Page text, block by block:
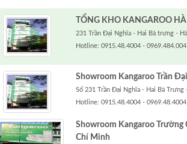
TỔNG KHO KANGAROO HÀ
231 Trần Đại Nghĩa - Hai Bà trưng -
Hotline: 0915.48.4004 - 0969.484.004
Showroom Kangaroo Trần
Số 231 Trần Đại Nghĩa - Hai Bà Trưng
Hotline: 0915.48.4004 - 0969.48.4004
Showroom Kangaroo Trường
Chí Minh